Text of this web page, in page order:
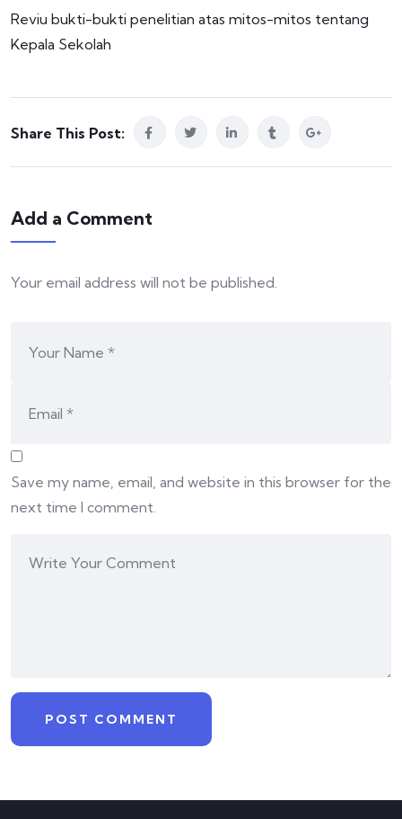
Reviu bukti-bukti penelitian atas mitos-mitos tentang
Kepala Sekolah
Share This Post:
Add a Comment
Your email address will not be published.
Save my name, email, and website in this browser for the
next time I comment.